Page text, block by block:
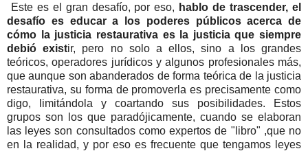
Este es el gran desafío, por eso, hablo de trascender, el
desafío es educar a los poderes públicos acerca de
cómo la justicia restaurativa es la justicia que siempre
debió existir, pero no solo a ellos, sino a los grandes
teóricos, operadores jurídicos y algunos profesionales más,
que aunque son abanderados de forma teórica de la justicia
restaurativa, su forma de promoverla es precisamente como
digo, limitándola y coartando sus posibilidades. Estos
grupos son los que paradójicamente, cuando se elaboran
las leyes son consultados como expertos de "libro" ,que no
en la realidad, y por eso es frecuente que tengamos leyes